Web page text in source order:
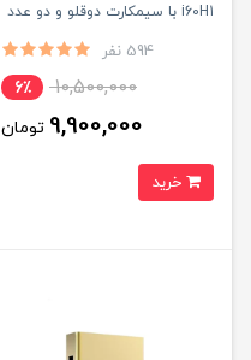
i60H1 با سیمکارت دوقلو و دو عدد
آنتن اکسترنال 19 دسی بل
594 نفر
10,500,000 6٪
9,900,000 تومان